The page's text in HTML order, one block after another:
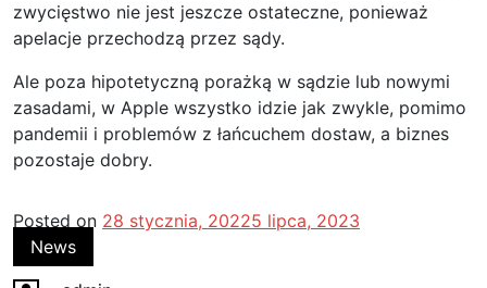
zwycięstwo nie jest jeszcze ostateczne, ponieważ
apelacje przechodzą przez sądy.
Ale poza hipotetyczną porażką w sądzie lub nowymi
zasadami, w Apple wszystko idzie jak zwykle, pomimo
pandemii i problemów z łańcuchem dostaw, a biznes
pozostaje dobry.
Posted on 28 stycznia, 20225 lipca, 2023
News